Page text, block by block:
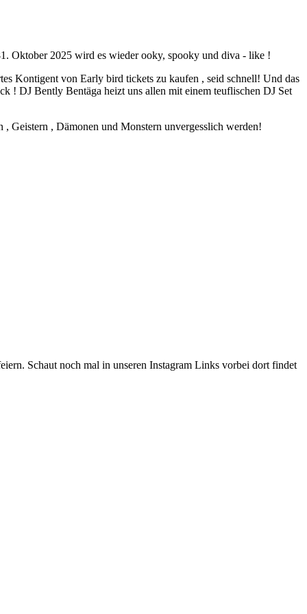
Oktober 2025 wird es wieder ooky, spooky und diva - like !
Kontigent von Early bird tickets zu kaufen , seid schnell! Und das
! DJ Bently Bentäga heizt uns allen mit einem teuflischen DJ Set
Geistern , Dämonen und Monstern unvergesslich werden!
Schaut noch mal in unseren Instagram Links vorbei dort findet